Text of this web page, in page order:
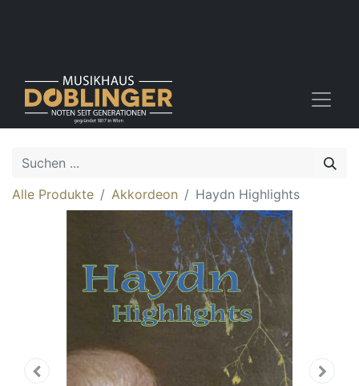
Alle Produkte Akkordeon Haydn Highlights